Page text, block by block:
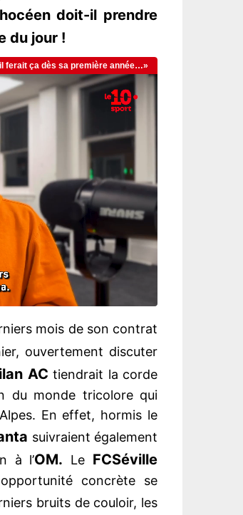
doit-il prendre
du jour !
mois de son contrat
ouvertement discuter
AC tiendrait la corde
du monde tricolore qui
En effet, hormis le
suivraient également
à l’OM. Le FCSéville
concrète se
bruits de couloir, les